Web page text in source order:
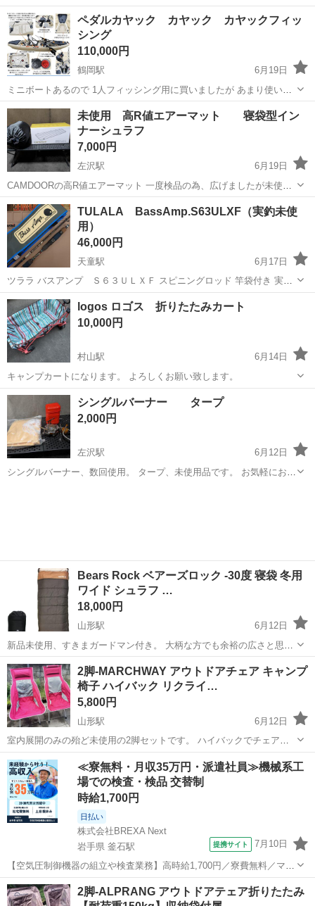
中中！社会保険完備！送迎あり！◎マイカー通勤OK＆無料駐車場完
備！作業着無償貸与◎食堂利用可★《宮城県黒川郡大和町》 人気の工
場のお仕事 ◇半導体製造設備...
宮城 泉中央駅 その他
ペダルカヤック カヤック カヤックフィッ
シング
110,000円
鶴岡駅
6月19日
ミニボートあるので 1人フィッシング用に買いましたが あまり使いま
せんでした。 特徴としてはカヤックフィッシングに特化したカヤック!
カヤックフィッシングする上では移動も大切な要素 パドルだけだと腕
が疲れちゃうけどペダルカヤ...
山形 鶴岡市 鶴岡駅 その他 カヤック
未使用 高R値エアーマット 寝袋型イン
ナーシュラフ
7,000円
左沢駅
6月19日
CAMDOORの高R値エアーマット 一度検品の為、広げましたが未使用
です。 インナーシュラフ 未使用です。 チャック付きで寝袋の様に使
えるしチャックを広げれば毛布として使えます。 荷物整理の為出品し
ます。 お気軽にお問い...
山形 西村山郡 インナーシュラフ
TULALA BassAmp.S63ULXF（実釣未使
用）
46,000円
天童駅
6月17日
ツララ バスアンプ Ｓ６３ＵＬＸＦ スピニングロッド 竿袋付き 実釣
未使用の美品です。 ↓SPEC↓ Action XF Length (ft) 6'3" Folded Length
(cm)...
山形 天童市 その他 MAX
logos ロゴス 折りたたみカート
10,000円
村山駅
6月14日
キャンプカートになります。 よろしくお願い致します。
山形 村山市 村山駅 その他
シングルバーナー タープ
2,000円
左沢駅
6月12日
シングルバーナー、数回使用。 タープ、未使用品です。 お気軽にお問
Bears Rock ベアーズロック -30度 寝袋 冬用
ワイド シュラフ …
18,000円
山形駅
6月12日
新品未使用、すきまガードマン付き。 大柄な方でも余裕の広さと思わ
れます。 ＿＿＿＿＿＿＿＿＿＿＿＿＿＿＿＿＿＿＿＿ 【商品説明】
「荷物はコンパクトにしたい！」という方ではなく、 「寒いのは絶対
いや！」とい...
山形 山形市 山形駅 寝袋
2脚-MARCHWAY アウトドアチェア キャンプ
椅子 ハイバック リクライ…
5,800円
山形駅
6月12日
室内展開のみの殆ど未使用の2脚セットです。 ハイバックでチェアリ
ングも楽だと思います。 購入時期が同時でないのでヘッド部分に若干
違いがあります。 また収納ケースもロゴが入ってません。 ＿＿＿＿＿
＿＿＿＿＿＿＿＿＿＿＿...
山形 山形市 山形駅 その他 アウトドア
≪寮無料・月収35万円・派遣社員≫機械系工
場での検査・検品 交替制
時給1,700円
日払い
株式会社BREXA Next
岩手県 釜石駅
提携サイト 7月10日
【空気圧制御機器の組立や検査業務】高時給1,700円／寮費無料／マイ
カー通勤OK＆工場敷地内に無料駐車場あり 人気の工場のお仕事 ◇空
気圧制御機器（シリンダ、バルブ等）の製造・組立、検査、梱包、入
岩手 釜石市 釜石駅
2脚-ALPRANG アウトドアテェア折りたたみ